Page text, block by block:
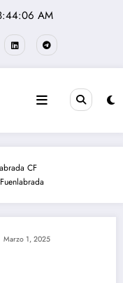
AM
CF
Marzo 1, 2025